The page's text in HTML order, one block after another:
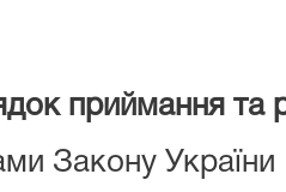
приймання та
Закону